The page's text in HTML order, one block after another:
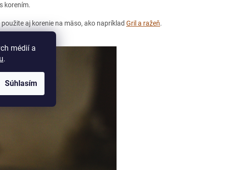
médií a
.
Súhlasím
korením.
aj korenie na mäso, ako napríklad Gril a ražeň.